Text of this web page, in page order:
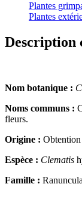
Plantes
Plantes
Description
Nom botanique :
Noms communs :
fleurs.
Origine :
Espèce : Clematis
Famille :